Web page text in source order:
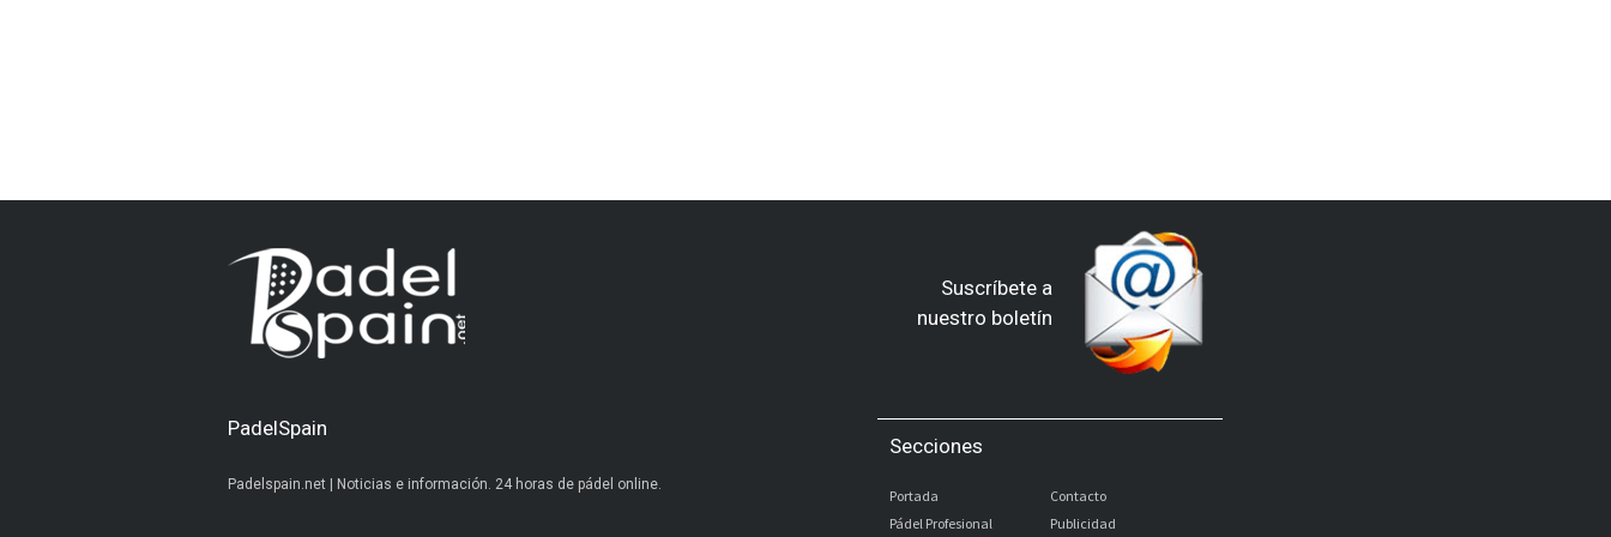
Suscríbete a
nuestro boletín
PadelSpain
Padelspain.net | Noticias e información. 24 horas de pádel online.
Secciones
Portada
Pádel Profesional
Contacto
Publicidad